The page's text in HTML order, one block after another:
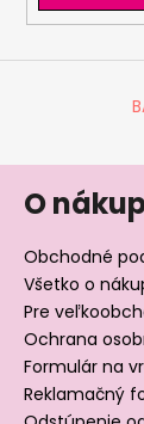
O
Obchodné
Všetko o
Pre
Ochrana
Formulár na
Reklamačný